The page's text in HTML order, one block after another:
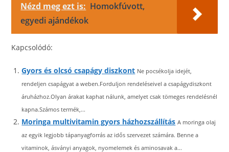
Nézd meg ezt is: Homokfúvott,
egyedi ajándékok
Kapcsolódó:
Gyors és olcsó csapágy diszkont Ne pocsékolja idejét,
rendeljen csapágyat a weben.Forduljon rendeléseivel a csapágydiszkont
áruházhoz.Olyan árakat kaphat nálunk, amelyet csak tömeges rendelésnél
kapna.Számos termék,...
Moringa multivitamin gyors házhozszállítás A moringa olaj
az egyik legjobb tápanyagforrás az idős szervezet számára. Benne a
vitaminok, ásványi anyagok, nyomelemek és aminosavak a...